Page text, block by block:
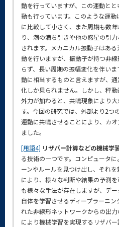
動を行っていますが、この運動と
動も行っています。このような運
に比較して小さく、また周期も数
り、潮の満ち引きや他の惑星の引
されます。メカニカル振動子はあ
動を行いますが、振動子が持つ非
らず、長い周期の振幅変化を伴い
動に相当するものと言えますが、
化しか見られません。しかし、秤
外力が加わると、共鳴現象により
す。今回の研究では、外部より2つ
運動に共鳴させることにより、カ
ました。
[用語4] リザバー計算などの機械学
る技術の一つです。コンピュータ
ーンやルールを見つけ出し、それ
により、様々な判断や結果の予測
も様々な手法が存在しますが、デ
自体を学習させるディープラーニ
れた非線形ネットワークからの出
により機械学習を実現するリザバ